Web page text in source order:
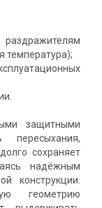
температура);
защитными
пересыхания,
сохраняет
надёжным
конструкции.
геометрию